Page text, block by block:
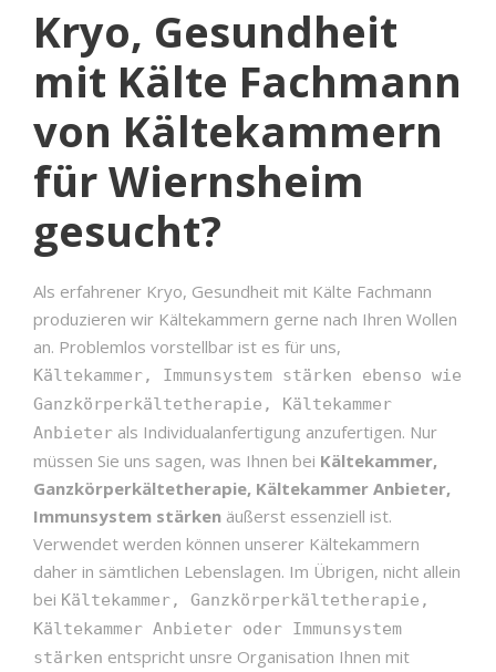
Kryo, Gesundheit
mit Kälte Fachmann
von Kältekammern
für Wiernsheim
gesucht?
Als erfahrener Kryo, Gesundheit mit Kälte Fachmann
produzieren wir Kältekammern gerne nach Ihren Wollen
an. Problemlos vorstellbar ist es für uns,
Kältekammer, Immunsystem stärken ebenso wie
Ganzkörperkältetherapie, Kältekammer
Anbieter als Individualanfertigung anzufertigen. Nur
müssen Sie uns sagen, was Ihnen bei Kältekammer,
Ganzkörperkältetherapie, Kältekammer Anbieter,
Immunsystem stärken äußerst essenziell ist.
Verwendet werden können unserer Kältekammern
daher in sämtlichen Lebenslagen. Im Übrigen, nicht allein
bei Kältekammer, Ganzkörperkältetherapie,
Kältekammer Anbieter oder Immunsystem
stärken entspricht unsre Organisation Ihnen mit